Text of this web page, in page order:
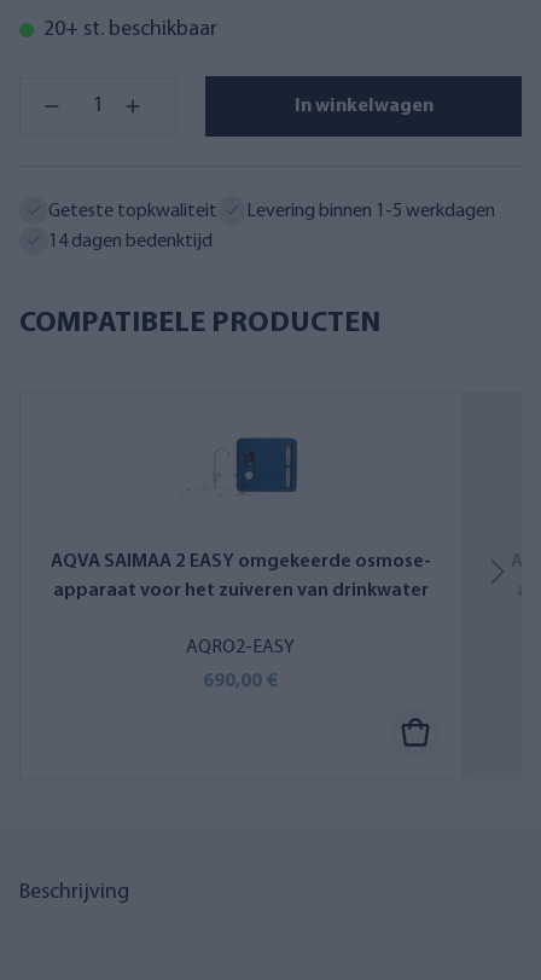
20+ st. beschikbaar
In winkelwagen
Geteste topkwaliteit
Levering binnen 1-5 werkdagen
14 dagen bedenktijd
COMPATIBELE PRODUCTEN
AQVA SAIMAA 2 EASY omgekeerde osmose-
apparaat voor het zuiveren van drinkwater
AQRO2-EASY
690,00 €
Beschrijving